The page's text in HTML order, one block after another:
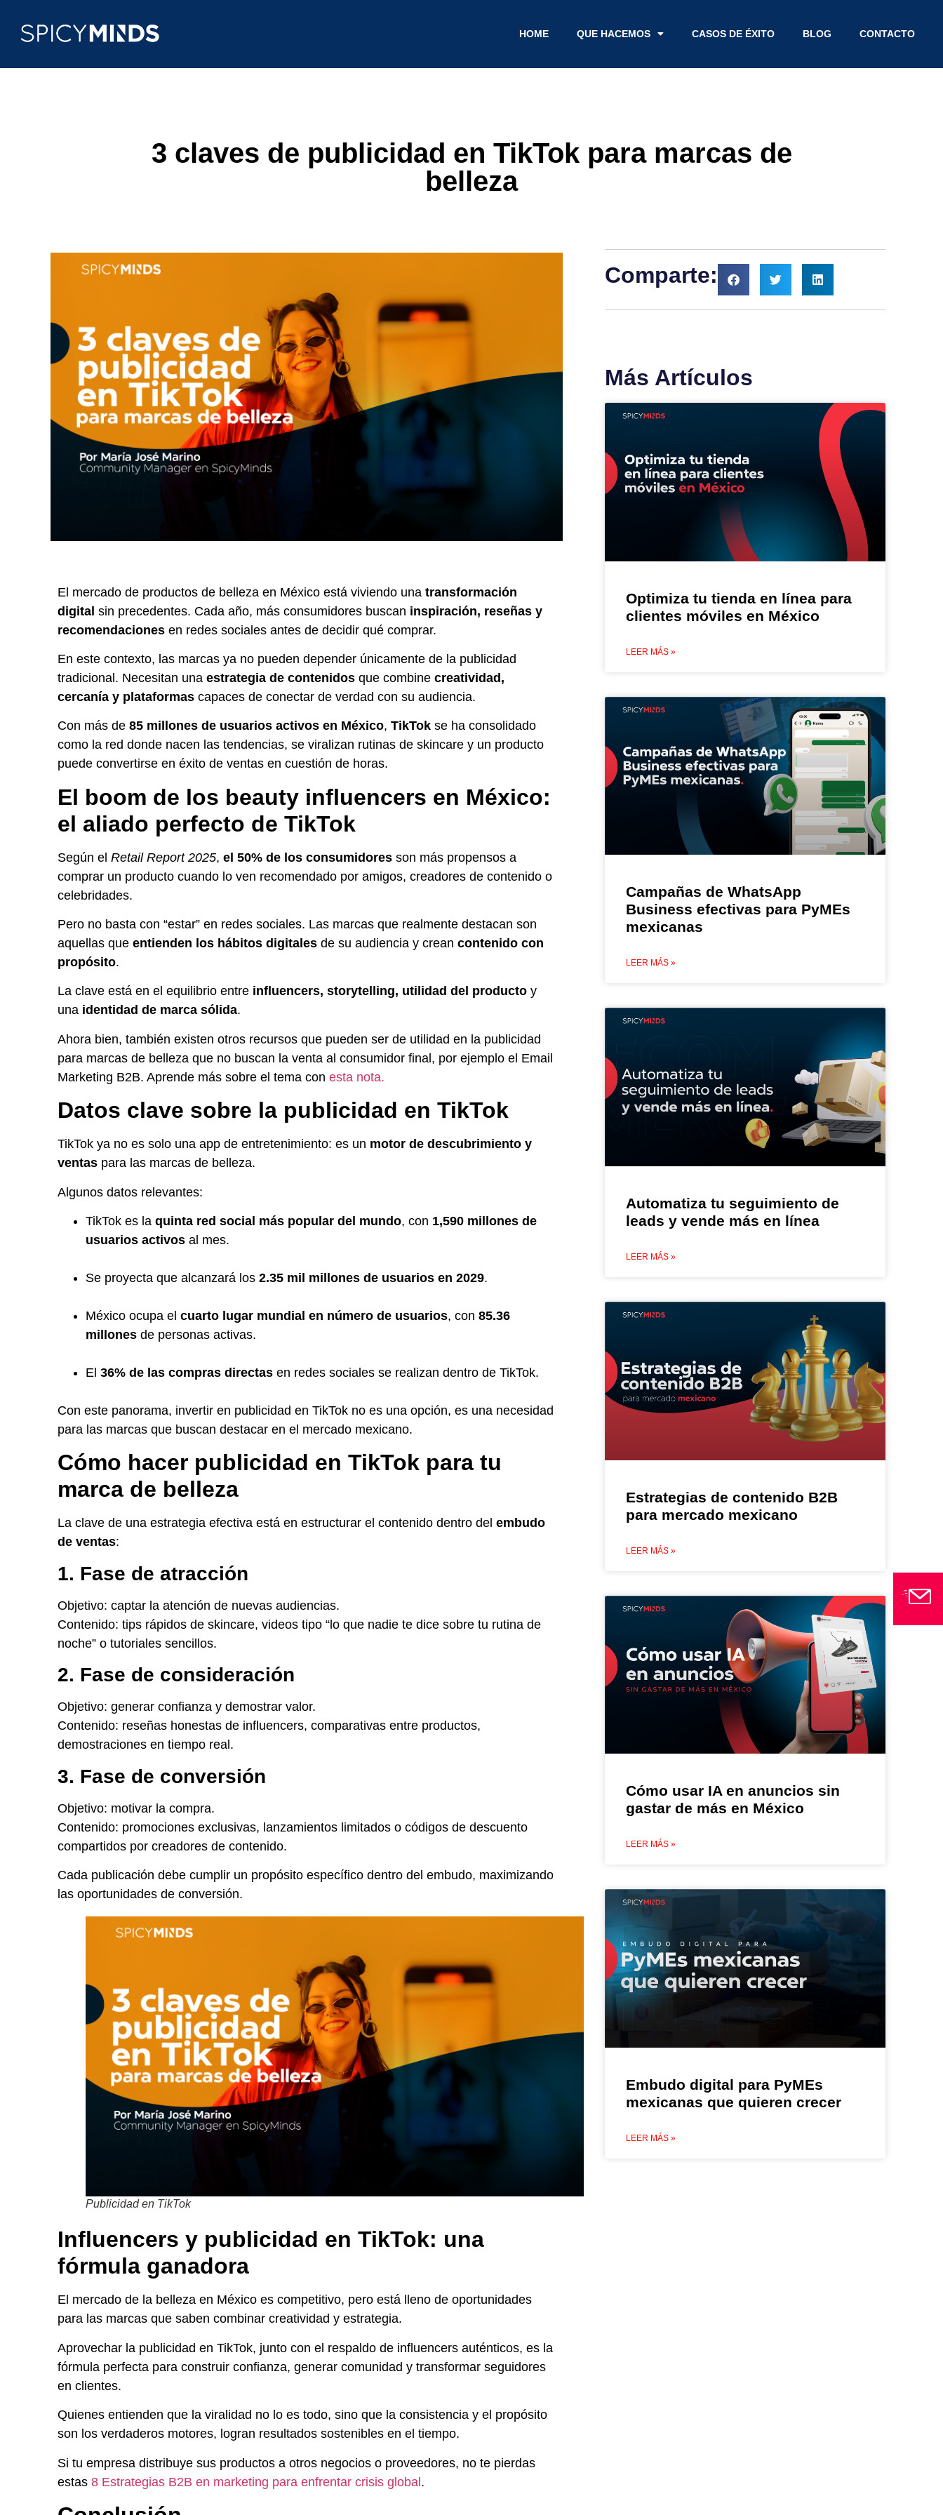
HOME QUE HACEMOS CASOS DE ÉXITO BLOG CONTACTO
3 claves de publicidad en TikTok para marcas de
belleza
El mercado de productos de belleza en México está viviendo una transformación
digital sin precedentes. Cada año, más consumidores buscan inspiración, reseñas y
recomendaciones en redes sociales antes de decidir qué comprar.
En este contexto, las marcas ya no pueden depender únicamente de la publicidad
tradicional. Necesitan una estrategia de contenidos que combine creatividad,
cercanía y plataformas capaces de conectar de verdad con su audiencia.
Con más de 85 millones de usuarios activos en México, TikTok se ha consolidado
como la red donde nacen las tendencias, se viralizan rutinas de skincare y un producto
puede convertirse en éxito de ventas en cuestión de horas.
El boom de los beauty influencers en México:
el aliado perfecto de TikTok
Según el Retail Report 2025, el 50% de los consumidores son más propensos a
comprar un producto cuando lo ven recomendado por amigos, creadores de contenido o
celebridades.
Pero no basta con “estar” en redes sociales. Las marcas que realmente destacan son
aquellas que entienden los hábitos digitales de su audiencia y crean contenido con
propósito.
La clave está en el equilibrio entre influencers, storytelling, utilidad del producto y
una identidad de marca sólida.
Ahora bien, también existen otros recursos que pueden ser de utilidad en la publicidad
para marcas de belleza que no buscan la venta al consumidor final, por ejemplo el Email
Marketing B2B. Aprende más sobre el tema con esta nota.
Datos clave sobre la publicidad en TikTok
TikTok ya no es solo una app de entretenimiento: es un motor de descubrimiento y
ventas para las marcas de belleza.
Algunos datos relevantes:
TikTok es la quinta red social más popular del mundo, con 1,590 millones de
usuarios activos al mes.
Se proyecta que alcanzará los 2.35 mil millones de usuarios en 2029.
México ocupa el cuarto lugar mundial en número de usuarios, con 85.36
millones de personas activas.
El 36% de las compras directas en redes sociales se realizan dentro de TikTok.
Con este panorama, invertir en publicidad en TikTok no es una opción, es una necesidad
para las marcas que buscan destacar en el mercado mexicano.
Cómo hacer publicidad en TikTok para tu
marca de belleza
La clave de una estrategia efectiva está en estructurar el contenido dentro del embudo
de ventas:
1. Fase de atracción
Objetivo: captar la atención de nuevas audiencias.
Contenido: tips rápidos de skincare, videos tipo “lo que nadie te dice sobre tu rutina de
noche” o tutoriales sencillos.
2. Fase de consideración
Objetivo: generar confianza y demostrar valor.
Contenido: reseñas honestas de influencers, comparativas entre productos,
demostraciones en tiempo real.
3. Fase de conversión
Objetivo: motivar la compra.
Contenido: promociones exclusivas, lanzamientos limitados o códigos de descuento
compartidos por creadores de contenido.
Cada publicación debe cumplir un propósito específico dentro del embudo, maximizando
las oportunidades de conversión.
Publicidad en TikTok
Influencers y publicidad en TikTok: una
fórmula ganadora
El mercado de la belleza en México es competitivo, pero está lleno de oportunidades
para las marcas que saben combinar creatividad y estrategia.
Aprovechar la publicidad en TikTok, junto con el respaldo de influencers auténticos, es la
fórmula perfecta para construir confianza, generar comunidad y transformar seguidores
en clientes.
Quienes entienden que la viralidad no lo es todo, sino que la consistencia y el propósito
son los verdaderos motores, logran resultados sostenibles en el tiempo.
Si tu empresa distribuye sus productos a otros negocios o proveedores, no te pierdas
estas 8 Estrategias B2B en marketing para enfrentar crisis global.
Comparte:
Más Artículos
Optimiza tu tienda en línea para
clientes móviles en México
LEER MÁS »
Campañas de WhatsApp
Business efectivas para PyMEs
mexicanas
LEER MÁS »
Automatiza tu seguimiento de
leads y vende más en línea
LEER MÁS »
Estrategias de contenido B2B
para mercado mexicano
LEER MÁS »
Cómo usar IA en anuncios sin
gastar de más en México
LEER MÁS »
Embudo digital para PyMEs
mexicanas que quieren crecer
LEER MÁS »